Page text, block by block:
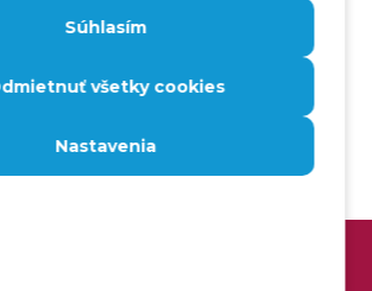
Kojnoková
do oblasti automatizácie
Súhlasím
všetky cookies
Nastavenia